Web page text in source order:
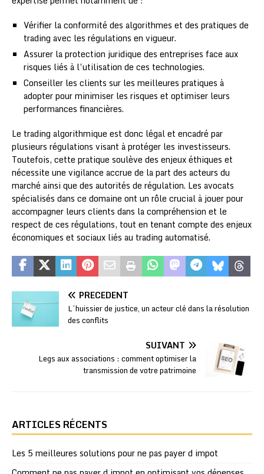
Vérifier la conformité des algorithmes et des pratiques de
trading avec les régulations en vigueur.
Assurer la protection juridique des entreprises face aux
risques liés à l’utilisation de ces technologies.
Conseiller les clients sur les meilleures pratiques à
adopter pour minimiser les risques et optimiser leurs
performances financières.
Le trading algorithmique est donc légal et encadré par
plusieurs régulations visant à protéger les investisseurs.
Toutefois, cette pratique soulève des enjeux éthiques et
nécessite une vigilance accrue de la part des acteurs du
marché ainsi que des autorités de régulation. Les avocats
spécialisés dans ce domaine ont un rôle crucial à jouer pour
accompagner leurs clients dans la compréhension et le
respect de ces régulations, tout en tenant compte des enjeux
économiques et sociaux liés au trading automatisé.
PRÉCÉDENT
L’huissier de justice, un acteur clé dans la résolution
des conflits
SUIVANT
Legs aux associations : comment optimiser la
transmission de votre patrimoine
ARTICLES RÉCENTS
Les 5 meilleures solutions pour ne pas payer d impot